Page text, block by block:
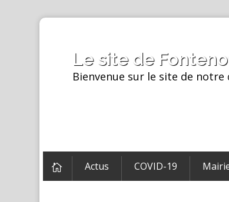
Le site de
Bienvenue sur le site de notre
 Actus COVID-19